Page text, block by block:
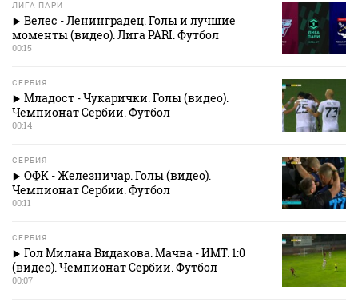
ЛИГА ПАРИ
Велес - Ленинградец. Голы и лучшие
моменты (видео). Лига PARI. Футбол
00:15
СЕРБИЯ
Младост - Чукарички. Голы (видео).
Чемпионат Сербии. Футбол
00:14
СЕРБИЯ
ОФК - Железничар. Голы (видео).
Чемпионат Сербии. Футбол
00:11
СЕРБИЯ
Гол Милана Видакова. Мачва - ИМТ. 1:0
(видео). Чемпионат Сербии. Футбол
00:07